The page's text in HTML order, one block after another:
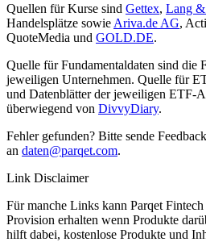
Quellen für Kurse sind Gettex, Lang
Handelsplätze sowie Ariva.de AG,
QuoteMedia und GOLD.DE.
Quelle für Fundamentaldaten sind die
jeweiligen Unternehmen. Quelle für
und Datenblätter der jeweiligen ETF-
überwiegend von DivvyDiary.
Fehler gefunden? Bitte sende
an daten@parqet.com.
Link Disclaimer
Für manche Links kann Parqet
Provision erhalten wenn Produkte
hilft dabei, kostenlose Produkte und